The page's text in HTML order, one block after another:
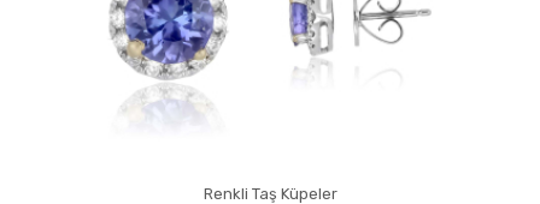
Renkli Taş Küpeler